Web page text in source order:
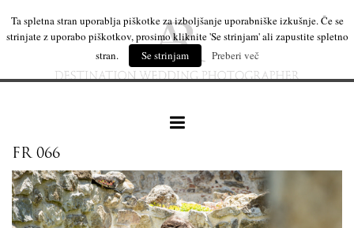
naše delo
FR 066
Ta spletna stran uporablja piškotke za izboljšanje uporabniške izkušnje. Če se
strinjate z uporabo piškotkov, prosimo kliknite 'Se strinjam' ali zapustite spletno
stran.
Se strinjam Preberi več